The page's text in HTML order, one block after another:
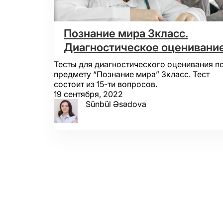
Познание мира 3класс.
Диагностическое
Тесты для диагностического оценивания
предмету “Познание мира” 3класс. Тест
состоит из 15-ти вопросов.
19 сентября, 2022
Sünbül Əsədova